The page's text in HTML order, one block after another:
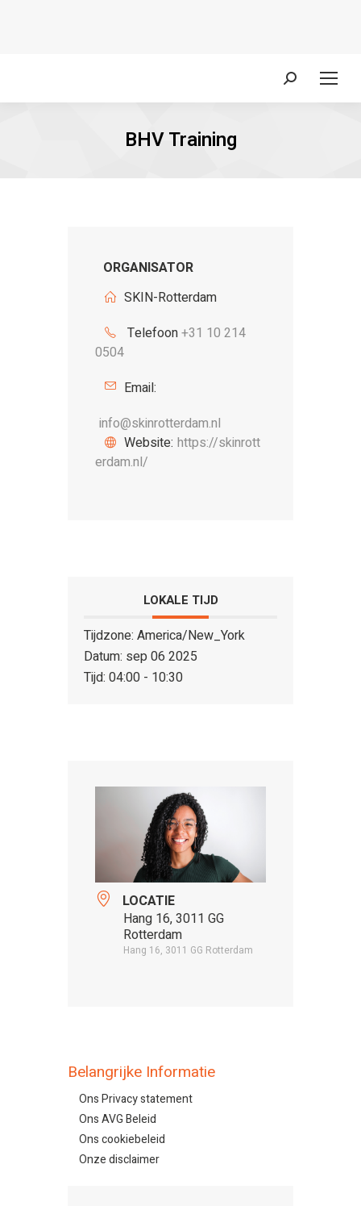
Zoeken:
BHV Training
ORGANISATOR
SKIN-Rotterdam
Telefoon+31 10 214
0504
Email:
info@skinrotterdam.nl
Website: https://skinrott
erdam.nl/
LOKALE TIJD
Tijdzone: America/New_York
Datum: sep 06 2025
Tijd: 04:00 - 10:30
LOCATIE
Hang 16, 3011 GG
Rotterdam
Hang 16, 3011 GG Rotterdam
Belangrijke Informatie
Ons Privacy statement
Ons AVG Beleid
Ons cookiebeleid
Onze disclaimer